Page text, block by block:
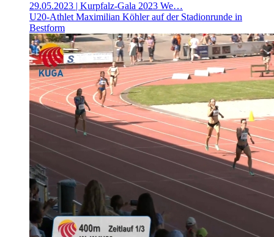
29.05.2023 | Kurpfalz-Gala 2023 We…
U20-Athlet Maximilian Köhler auf der Stadionrunde in
Bestform